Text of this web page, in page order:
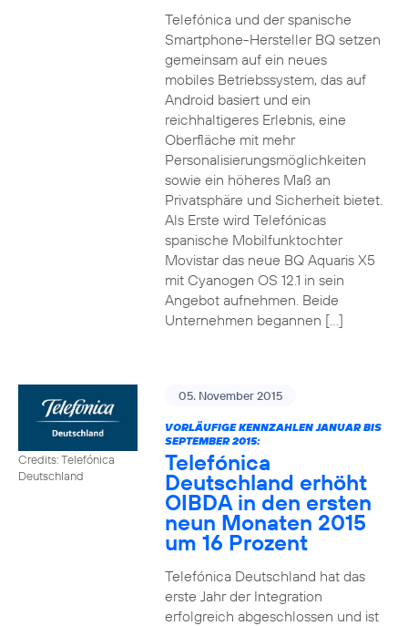
Telefónica und der spanische
Smartphone-Hersteller BQ setzen
gemeinsam auf ein neues
mobiles Betriebssystem, das auf
Android basiert und ein
reichhaltigeres Erlebnis, eine
Oberfläche mit mehr
Personalisierungsmöglichkeiten
sowie ein höheres Maß an
Privatsphäre und Sicherheit bietet.
Als Erste wird Telefónicas
spanische Mobilfunktochter
Movistar das neue BQ Aquaris X5
mit Cyanogen OS 12.1 in sein
Angebot aufnehmen. Beide
Unternehmen begannen […]
Credits: Telefónica
Deutschland
05. November 2015
VORLÄUFIGE KENNZAHLEN JANUAR BIS
SEPTEMBER 2015:
Telefónica
Deutschland erhöht
OIBDA in den ersten
neun Monaten 2015
um 16 Prozent
Telefónica Deutschland hat das
erste Jahr der Integration
erfolgreich abgeschlossen und ist